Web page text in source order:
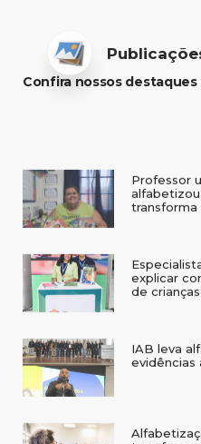
Publicações
Confira nossos
IAB leva